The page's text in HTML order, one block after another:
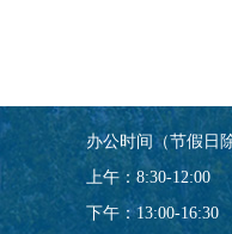
办公时间（节假日
上午：8:30-12:00
下午：13:00-16:30